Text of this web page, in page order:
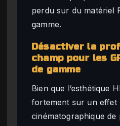
perdu sur du matériel
gamme.
Désactiver la
champ pour les
de gamme
Bien que l’esthétique
fortement sur un effet
cinématographique